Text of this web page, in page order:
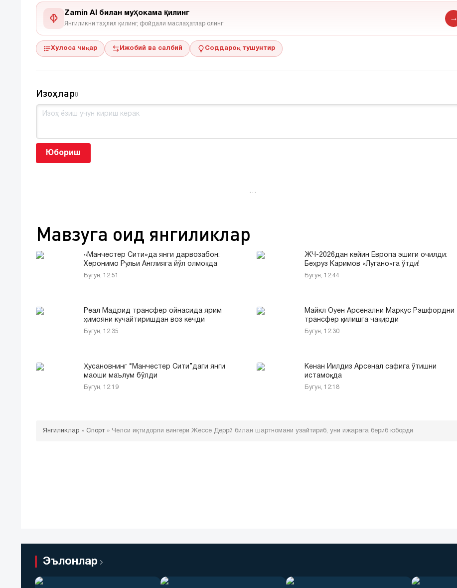
Zamin AI билан муҳокама қилинг
Янгиликни таҳлил қилинг, фойдали маслаҳатлар олинг
→
Хулоса чиқар Ижобий ва салбий Соддароқ тушунтир
Изоҳлар0
Юбориш
…
Мавзуга оид янгиликлар
«Манчестер Сити»да янги дарвозабон:
Херонимо Рульи Англияга йўл олмоқда
Бугун, 12:51
ЖЧ-2026дан кейин Европа эшиги очилди:
Беҳруз Каримов «Лугано»га ўтди!
Бугун, 12:44
Реал Мадрид трансфер ойнасида ярим
ҳимояни кучайтиришдан воз кечди
Бугун, 12:35
Майкл Оуен Арсенални Маркус Рэшфордни
трансфер қилишга чақирди
Бугун, 12:30
Ҳусановнинг “Манчестер Сити”даги янги
маоши маълум бўлди
Бугун, 12:19
Кенан Йилдиз Арсенал сафига ўтишни
истамоқда
Бугун, 12:18
Янгиликлар » Спорт» Челси иқтидорли вингери Жессе Деррй билан шартномани узайтириб, уни ижарага бериб юборди
Эълонлар